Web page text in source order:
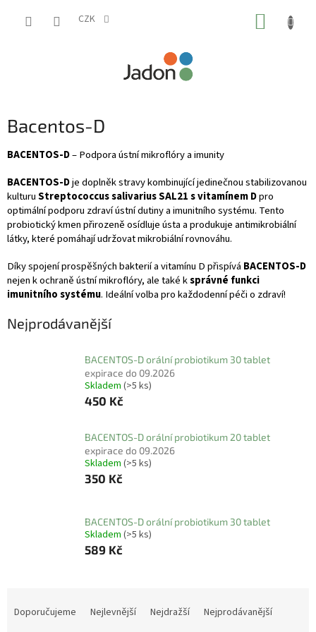
CZK
Bacentos-D
BACENTOS-D– Podpora ústní mikroflóry a imunity
BACENTOS-Dje doplněk stravy kombinující jedinečnou stabilizovanou
kulturuStreptococcus salivarius SAL21 s vitamínem Dpro
optimální podporu zdraví ústní dutiny a imunitního systému. Tento
probiotický kmen přirozeně osídluje ústa a produkuje antimikrobiální
látky, které pomáhají udržovat mikrobiální rovnováhu.
Díky spojení prospěšných bakterií a vitamínu D přispívá BACENTOS-D
nejen k ochraně ústní mikroflóry, ale také ksprávné funkci
imunitního systému. Ideální volba pro každodenní péči o zdraví!
Nejprodávanější
BACENTOS-D orální probiotikum 30 tablet
expirace do 09.2026
Skladem (>5 ks)
450 Kč
BACENTOS-D orální probiotikum 20 tablet
expirace do 09.2026
Skladem (>5 ks)
350 Kč
BACENTOS-D orální probiotikum 30 tablet
Skladem (>5 ks)
589 Kč
Doporučujeme Nejlevnější Nejdražší
Nejprodávanější